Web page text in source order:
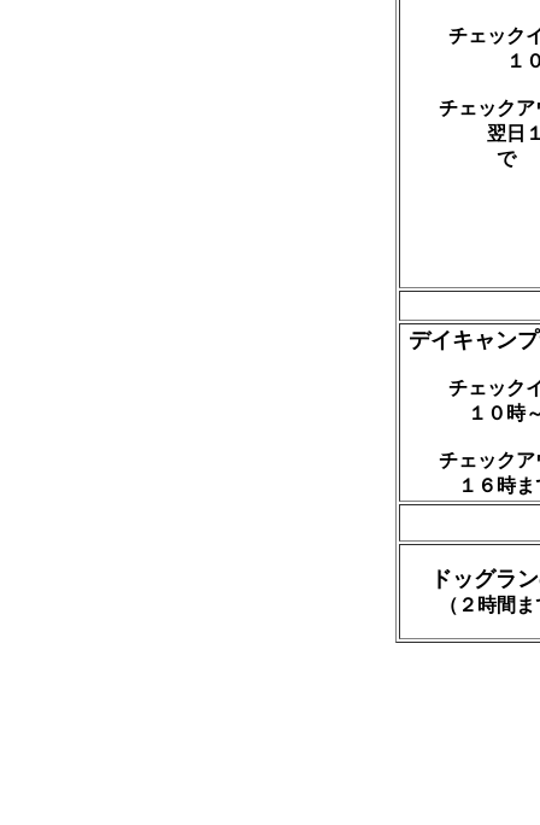
チェック
１０
チェックア
翌日１
で
デイキャン
チェック
１０時
チェックア
１６時ま
ドッグラ
（２時間